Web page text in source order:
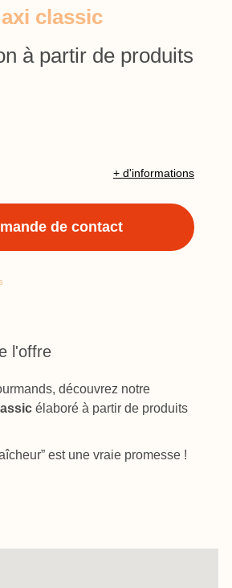
classic
à partir de produits
+ d'informations
de contact
l'offre
découvrez notre
élaboré à partir de produits
est une vraie promesse !